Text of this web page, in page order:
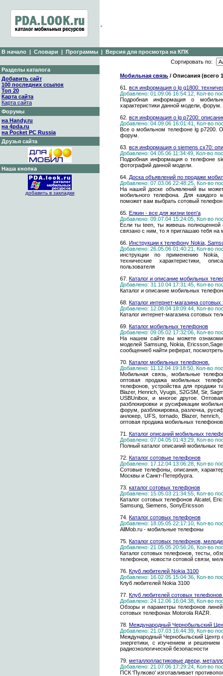
В начало | Словари | Программы | Версия для просмотра на КПК
Разделы каталога
Добавить сайт
100 последних ссылок
Топ 20
Карта сайта
Карта сайта
Форумы
на Handy.ru
на 4pda.ru
на Pocket PC Russia
Друзья сайта
Наша кнопка
добавить в закладки
Сортировать по:
Мобильная связь / Описания (всего
61. вся информация о lg g1800:
Добавлено: 01.09.06 16:54:12, Кол-во
Подробная информация о
характеристики данной модели, форум.
62. вся информация о lg p7200:
Добавлено: 04.09.06 16:01:41, Кол-во
Все о мобильном телефоне lg p7200.
форум.
63. вся информация о siemens cx70:
Добавлено: 04.05.06 11:34:49, Кол-во
Подробная информация о телефоне
фотографий данной модели.
64. Доска объявлений по продаже
Добавлено: 07.03.06 22:48:25, Кол-во
На нашей доске объявлений вы
мобильного телефона. Для каждого
поможет вам выбрать сотовый
65. Елкин - все для жизни teen'а
Добавлено: 09.07.04 15:24:05, Кол-во
Если ты teen, ты живешь полноценной
связано с ним, то я приглашаю тебя на
66. Инструкции к телефону Nokia,
Добавлено: 26.05.06 01:40:21, Кол-во
инструкции по применению Nokia,
технические характеристики,
пользователя
67. Каталог и описание мобильных
Добавлено: 31.10.04 17:31:45, Кол-во
Каталог и описание мобильных
68. Каталог интернет-магазина
Добавлено: 12.08.04 18:09:44, Кол-во
Каталог интернет-магазина сотовых
69. Каталог мoбильных телефонов
Добавлено: 09.05.02 17:32:06, Кол-во
На нашем сайте вы можете
моделей Samsung, Nokia,
сообщениеб найти реферат,
70. Каталог мобильных телефонов.
Добавлено: 11.12.04 19:18:50, Кол-во
Мобильная связь, мобильные
оптовая продажа мобильных
телефонов, устройства для продажи
Blazer, Henrich, Vyugis, S2GSM, Sir,
USBUnibox, и многое другое.
разблокировки и русификации
форум, разблокировка, разлочка,
анлокер, UFS, tornado, Blazer,
оптовая продажа мобильных телефонов
71. Каталог описаний мобильных
Добавлено: 07.04.05 01:43:29, Кол-во
Полный каталог описаний мобильных
72. Каталог сотовые телефонов
Добавлено: 17.12.04 13:06:28, Кол-во
Сотовые телефоны, описания,
Москвы и Санкт-Петербурга.
73. каталог сотовых телефонов
Добавлено: 15.05.03 21:34:55, Кол-во
Каталог сотовых телефонов Alcatel,
Samsung, Siemens, SonyEricsson
74. Каталог сотовых телефонов
Добавлено: 18.05.05 22:17:10, Кол-во
AllMob.ru - мобильные телефоны
75. Каталог сотовых телефонов,
Добавлено: 21.05.05 20:56:26, Кол-во
Каталог сотовых телефонов, тесты,
телефонов, новости сотовой связи,
76. Клуб любителей Nokia 3100
Добавлено: 16.02.05 15:04:36, Кол-во
Клуб любителей Nokia 3100
77. Клуб любителей сотовых
Добавлено: 24.12.06 16:04:38, Кол-во
Обзоры и параметры телефонов
сотовых телефонах Motorola RAZR.
78. Международный Чернобыльский
Добавлено: 21.07.03 16:44:39, Кол-во
Международный Чернобыльский Центр
энергетики, с изучением и
радиоэкологической безопасности
79. металлопластиковые двери,
Добавлено: 21.07.06 17:29:24, Кол-во
ПСК 'Пулково' изготавливает